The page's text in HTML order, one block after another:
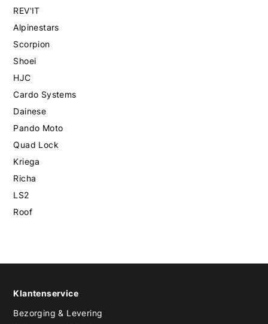
REV'IT
Alpinestars
Scorpion
Shoei
HJC
Cardo Systems
Dainese
Pando Moto
Quad Lock
Kriega
Richa
LS2
Roof
Klantenservice
Bezorging & Levering